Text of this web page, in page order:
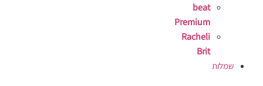
beat
Premium
Racheli
Brit
שמלות